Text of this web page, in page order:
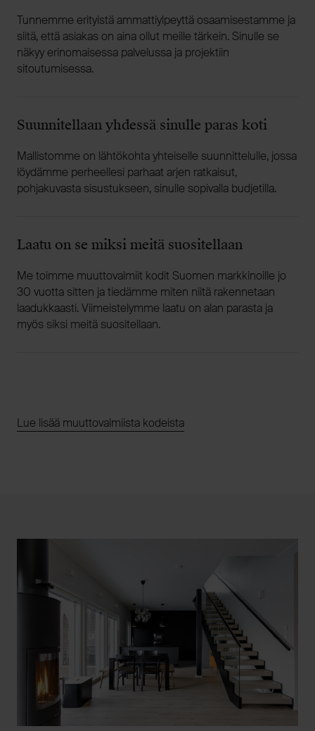
Tunnemme erityistä ammattiylpeyttä osaamisestamme ja
siitä, että asiakas on aina ollut meille tärkein. Sinulle se
näkyy erinomaisessa palvelussa ja projektiin
sitoutumisessa.
Suunnitellaan yhdessä sinulle paras koti
Mallistomme on lähtökohta yhteiselle suunnittelulle, jossa
löydämme perheellesi parhaat arjen ratkaisut,
pohjakuvasta sisustukseen, sinulle sopivalla budjetilla.
Laatu on se miksi meitä suositellaan
Me toimme muuttovalmiit kodit Suomen markkinoille jo
30 vuotta sitten ja tiedämme miten niitä rakennetaan
laadukkaasti. Viimeistelymme laatu on alan parasta ja
myös siksi meitä suositellaan.
Lue lisää muuttovalmiista kodeista